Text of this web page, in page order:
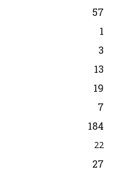
57
1
3
13
19
7
184
22
27